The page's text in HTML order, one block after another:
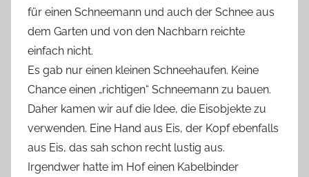
für einen Schneemann und auch der Schnee aus
dem Garten und von den Nachbarn reichte
einfach nicht.
Es gab nur einen kleinen Schneehaufen. Keine
Chance einen „richtigen“ Schneemann zu bauen.
Daher kamen wir auf die Idee, die Eisobjekte zu
verwenden. Eine Hand aus Eis, der Kopf ebenfalls
aus Eis, das sah schon recht lustig aus.
Irgendwer hatte im Hof einen Kabelbinder